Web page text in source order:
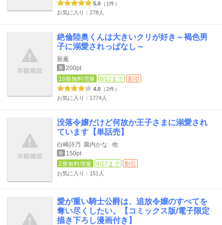
5.0 （1件）
お気に入り：278人
絶倫陸奥くんは大きいクリが好き～褐色男
子に溺愛されっぱなし～
新薫
巻 200pt
18冊無料増量
8/12まで 割引
4.0 （2件）
お気に入り：1774人
没落令嬢だけど何故か王子さまに溺愛され
ています【単話売】
白崎詩乃 園内かな 他
巻
150pt
2冊無料増量
8/17まで 割引
お気に入り：151人
愛が重い騎士公爵は、追放令嬢のすべてを
奪い尽くしたい。【コミックス版/電子限定
描き下ろし漫画付き】